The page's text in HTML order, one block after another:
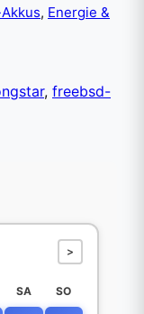
, Energie &
, freebsd-
>
SA SO